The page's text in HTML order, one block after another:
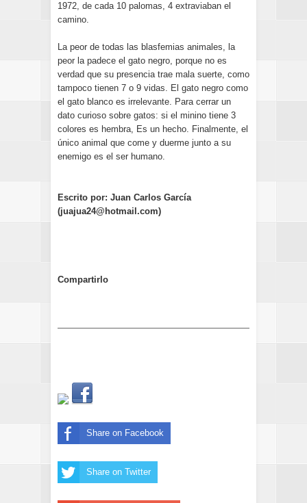
1972, de cada 10 palomas, 4 extraviaban el
camino.
La peor de todas las blasfemias animales, la
peor la padece el gato negro, porque no es
verdad que su presencia trae mala suerte, como
tampoco tienen 7 o 9 vidas. El gato negro como
el gato blanco es irrelevante. Para cerrar un
dato curioso sobre gatos: si el minino tiene 3
colores es hembra, Es un hecho. Finalmente, el
único animal que come y duerme junto a su
enemigo es el ser humano.
Escrito por: Juan Carlos García
(juajua24@hotmail.com)
Compartirlo
Share on Facebook
Share on Twitter